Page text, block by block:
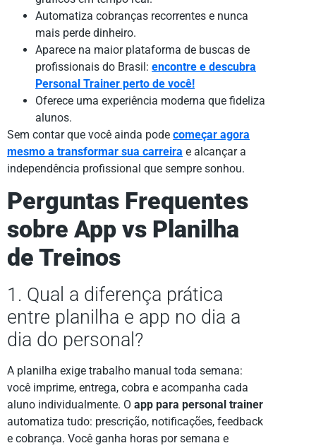
Automatiza cobranças recorrentes e nunca
mais perde dinheiro.
Aparece na maior plataforma de buscas de
profissionais do Brasil: encontre e descubra
Personal Trainer perto de você!
Oferece uma experiência moderna que fideliza
alunos.
Sem contar que você ainda pode começar agora
mesmo a transformar sua carreira e alcançar a
independência profissional que sempre sonhou.
Perguntas Frequentes
sobre App vs Planilha
de Treinos
1. Qual a diferença prática
entre planilha e app no dia a
dia do personal?
A planilha exige trabalho manual toda semana:
você imprime, entrega, cobra e acompanha cada
aluno individualmente. O app para personal trainer
automatiza tudo: prescrição, notificações, feedback
e cobrança. Você ganha horas por semana e